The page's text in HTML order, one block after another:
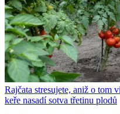
Rajčata stresujete, aniž o tom
keře nasadí sotva třetinu plodů